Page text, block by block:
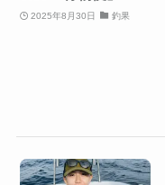
2025年8月30日 釣果